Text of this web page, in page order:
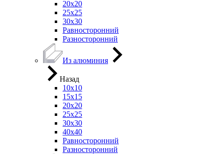
20х20
25х25
30х30
Равносторонний
Разносторонний
Из алюминия
Назад
10х10
15х15
20х20
25х25
30х30
40х40
Равносторонний
Разносторонний